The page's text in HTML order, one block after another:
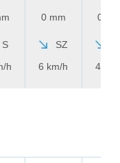
S
h
0 mm
SZ
6 km/h
0 mm
4 km/h